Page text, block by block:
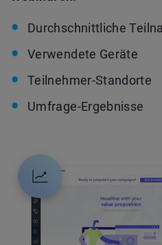
Durchschnittliche
Verwendete Geräte
Teilnehmer-Standorte
Umfrage-Ergebnisse